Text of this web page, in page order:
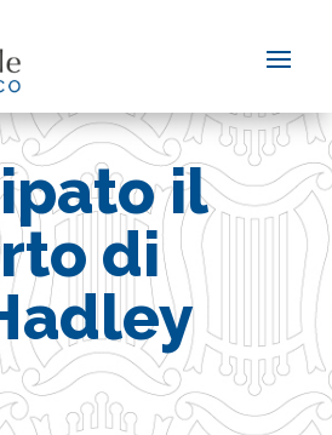
il
di